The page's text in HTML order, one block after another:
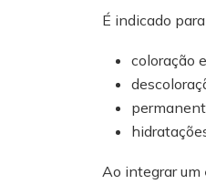
É indicado
coloração
Ao integrar um